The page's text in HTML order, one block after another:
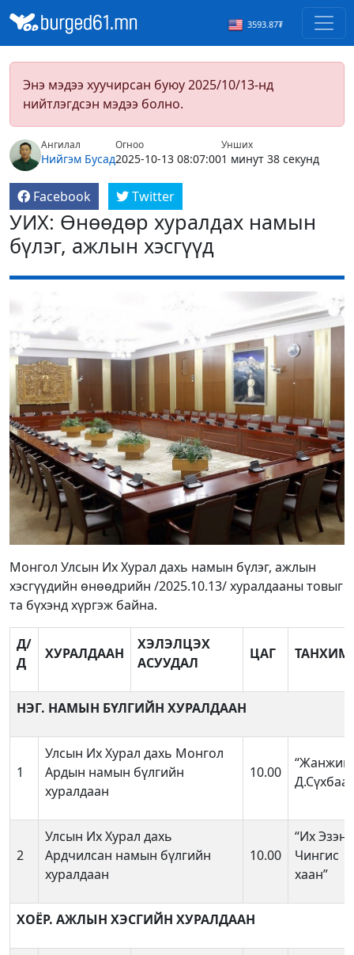
3593.87₮
Энэ мэдээ хуучирсан буюу 2025/10/13-нд
нийтлэгдсэн мэдээ болно.
Ангилал
Нийгэм Бусад
Огноо
2025-10-13 08:07:00
Унших
1 минут 38 секунд
Facebook Twitter
УИХ: Өнөөдөр хуралдах намын
бүлэг, ажлын хэсгүүд
Монгол Улсын Их Хурал дахь намын бүлэг, ажлын
хэсгүүдийн өнөөдрийн /2025.10.13/ хуралдааны товыг
та бүхэнд хүргэж байна.
Д/
Д
ХУРАЛДААН
ХЭЛЭЛЦЭХ
АСУУДАЛ
ЦАГ ТАНХИМ
НЭГ. НАМЫН БҮЛГИЙН ХУРАЛДААН
1
Улсын Их Хурал дахь Монгол
Ардын намын бүлгийн
хуралдаан
10.00
“Жанжин
2
Улсын Их Хурал дахь
Ардчилсан намын бүлгийн
хуралдаан
10.00
“Их Эзэн
Чингис
хаан”
ХОЁР. АЖЛЫН ХЭСГИЙН ХУРАЛДААН